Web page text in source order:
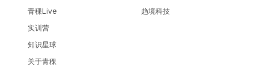
青稞Live
实训营
知识星球
关于青稞
趋境科技